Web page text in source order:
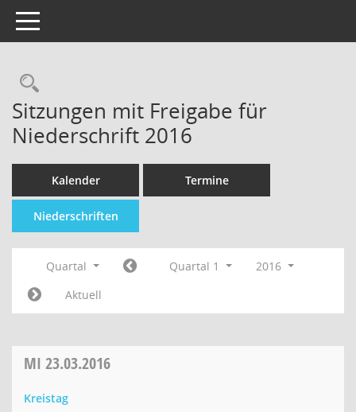
Toggle navigation
Sitzungen mit Freigabe für
Niederschrift 2016
Kalender Termine
Niederschriften
Quartal Quartal 1
2016
Aktuell
MI 23.03.2016
Kreistag